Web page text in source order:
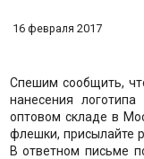
16 февраля 2017
Спешим сообщить,
нанесения
оптовом складе в
флешки, присылайте
В ответном письме